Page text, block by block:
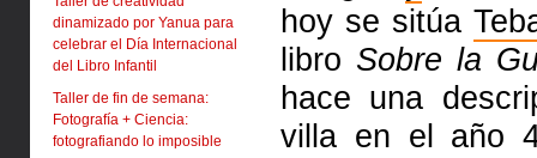
dinamizado por Yanua para
celebrar el Día Internacional
del Libro Infantil
Taller de fin de semana:
Fotografía + Ciencia:
fotografiando lo imposible
hoy se sitúa
libro Sobre la
hace una
villa en el año